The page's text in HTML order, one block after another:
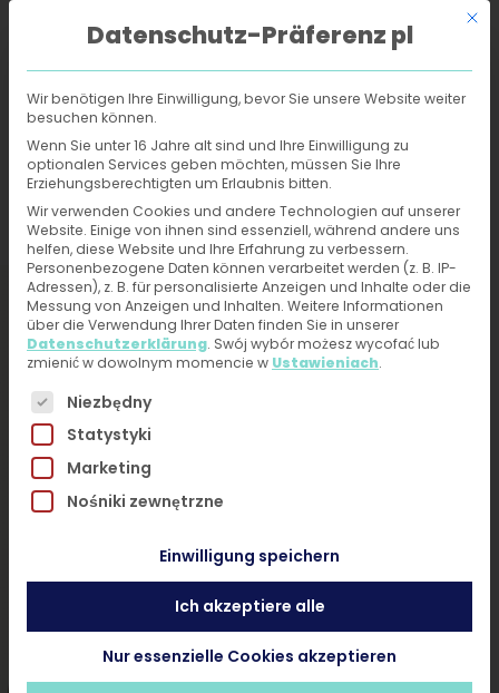
Dermatolog online
Otrzymaj diagnozę i
plan leczenia trądziku u
dermatologa online
Uzyskaj pomoc medyczną w przypadku
problemów skórnych – wgraj zdjęcia, wypełnij
krótki formularz. Otrzymasz diagnozę i plan terapii
od naszych dermatologów w ciągu 24 godzin.
Bez prowadzonych wideo rozmów, bez czekania i
bez konieczności umawiania się na wizytę.
Diagnostyka dermatologiczna < 24
Od 149 zł zalecenia i opieka po konsultacji
Mit
Datenschutz-Präferenz pl
Wir benötigen Ihre Einwilligung, bevor Sie unsere Website weiter
besuchen können.
Wenn Sie unter 16 Jahre alt sind und Ihre Einwilligung zu
optionalen Services geben möchten, müssen Sie Ihre
Erziehungsberechtigten um Erlaubnis bitten.
Wir verwenden Cookies und andere Technologien auf unserer
Website. Einige von ihnen sind essenziell, während andere uns
helfen, diese Website und Ihre Erfahrung zu verbessern.
Personenbezogene Daten können verarbeitet werden (z. B. IP-
Adressen), z. B. für personalisierte Anzeigen und Inhalte oder die
Messung von Anzeigen und Inhalten. Weitere Informationen
über die Verwendung Ihrer Daten finden Sie in unserer
Datenschutzerklärung. Swój wybór możesz wycofać lub
zmienić w dowolnym momencie w Ustawieniach.
Es folgt eine Liste der Service-Gruppen, für die eine
Niezbędny
Statystyki
Marketing
Nośniki zewnętrzne
Einwilligung speichern
Ich akzeptiere alle
Nur essenzielle Cookies akzeptieren